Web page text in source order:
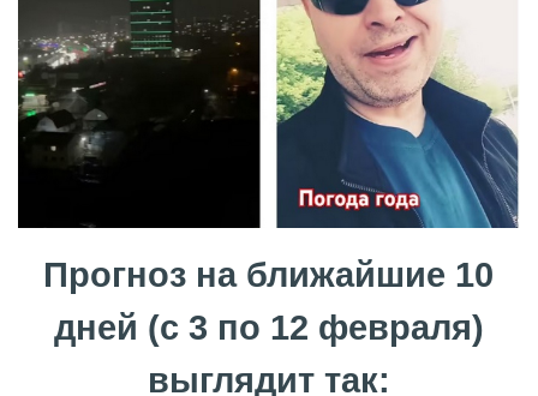
Прогноз на ближайшие 10
дней (с 3 по 12 февраля)
выглядит так: